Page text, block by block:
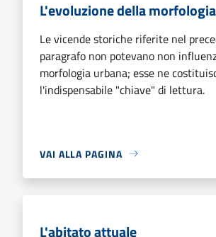
L'evoluzione della
Le vicende storiche riferite nel
paragrafo non potevano non
morfologia urbana; esse ne
l'indispensabile "chiave" di lettura.
VAI ALLA PAGINA
L'abitato attuale